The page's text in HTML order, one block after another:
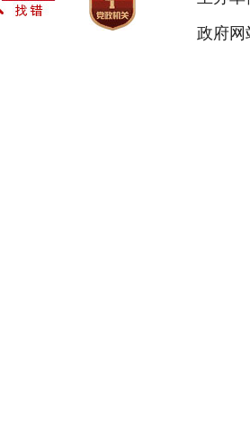
政府网